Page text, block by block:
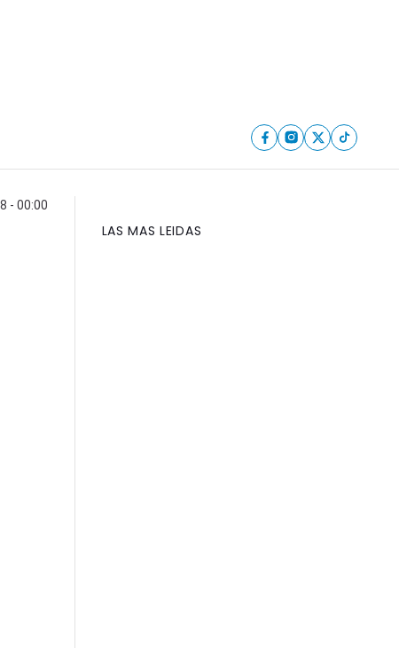
- 00:00
LAS MAS LEIDAS